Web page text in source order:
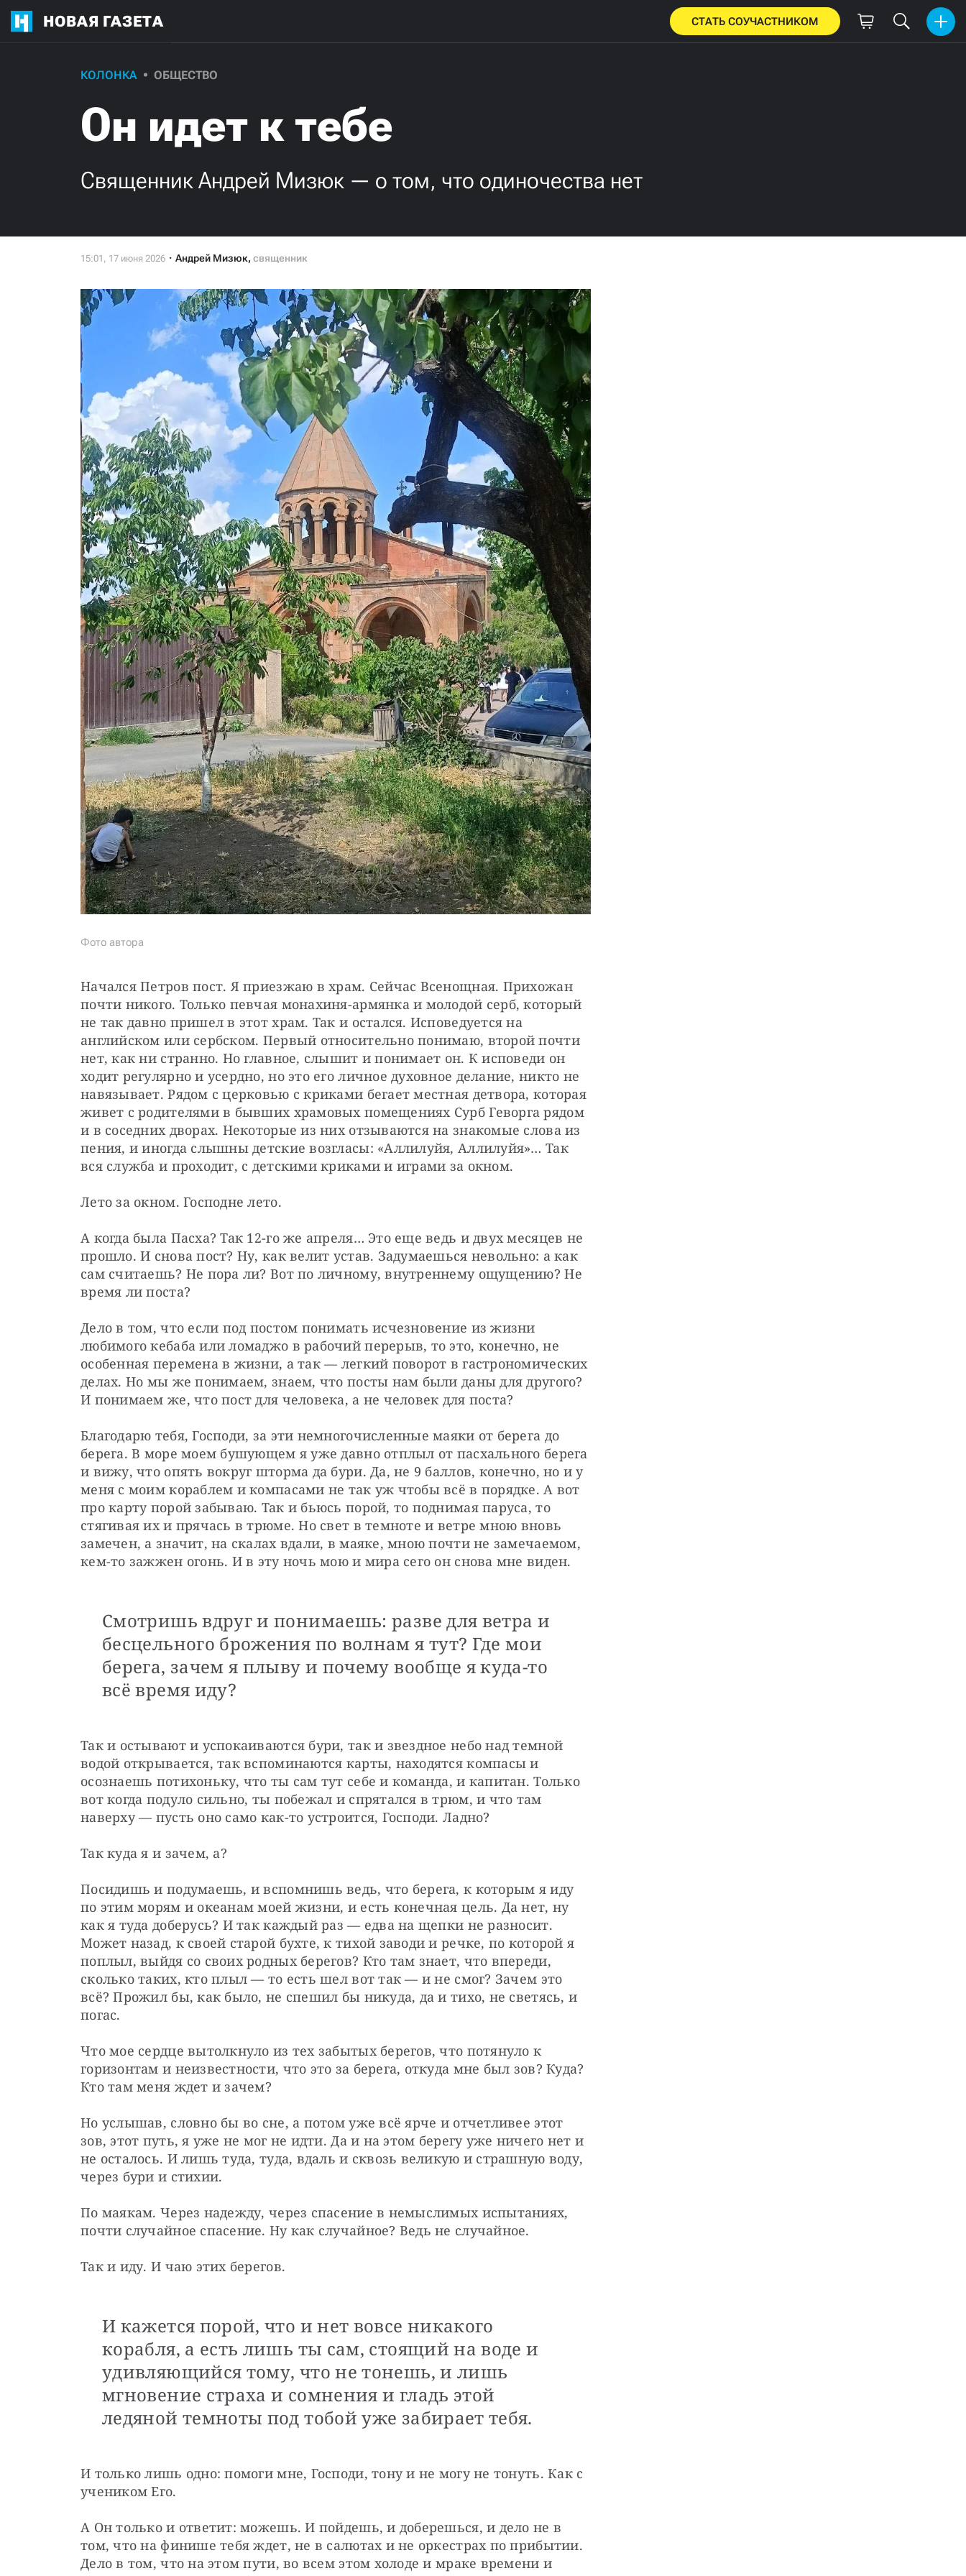
НОВАЯ ГАЗЕТА СТАТЬ СОУЧАСТНИКОМ
КОЛОНКА ОБЩЕСТВО
Он идет к тебе
Священник Андрей Мизюк — о том, что одиночества нет
Андрей Мизюк, священник
Фото автора
Начался Петров пост. Я приезжаю в храм. Сейчас Всенощная. Прихожан
почти никого. Только певчая монахиня-армянка и молодой серб, который
не так давно пришел в этот храм. Так и остался. Исповедуется на
английском или сербском. Первый относительно понимаю, второй почти
нет, как ни странно. Но главное, слышит и понимает он. К исповеди он
ходит регулярно и усердно, но это его личное духовное делание, никто не
навязывает. Рядом с церковью с криками бегает местная детвора, которая
живет с родителями в бывших храмовых помещениях Сурб Геворга рядом
и в соседних дворах. Некоторые из них отзываются на знакомые слова из
пения, и иногда слышны детские возгласы: «Аллилуйя, Аллилуйя»… Так
вся служба и проходит, с детскими криками и играми за окном.
Лето за окном. Господне лето.
А когда была Пасха? Так 12-го же апреля… Это еще ведь и двух месяцев не
прошло. И снова пост? Ну, как велит устав. Задумаешься невольно: а как
сам считаешь? Не пора ли? Вот по личному, внутреннему ощущению? Не
время ли поста?
Дело в том, что если под постом понимать исчезновение из жизни
любимого кебаба или ломаджо в рабочий перерыв, то это, конечно, не
особенная перемена в жизни, а так — легкий поворот в гастрономических
делах. Но мы же понимаем, знаем, что посты нам были даны для другого?
И понимаем же, что пост для человека, а не человек для поста?
Благодарю тебя, Господи, за эти немногочисленные маяки от берега до
берега. В море моем бушующем я уже давно отплыл от пасхального берега
и вижу, что опять вокруг шторма да бури. Да, не 9 баллов, конечно, но и у
меня с моим кораблем и компасами не так уж чтобы всё в порядке. А вот
про карту порой забываю. Так и бьюсь порой, то поднимая паруса, то
стягивая их и прячась в трюме. Но свет в темноте и ветре мною вновь
замечен, а значит, на скалах вдали, в маяке, мною почти не замечаемом,
кем-то зажжен огонь. И в эту ночь мою и мира сего он снова мне виден.
Смотришь вдруг и понимаешь: разве для ветра и
бесцельного брожения по волнам я тут? Где мои
берега, зачем я плыву и почему вообще я куда-то
всё время иду?
Так и остывают и успокаиваются бури, так и звездное небо над темной
водой открывается, так вспоминаются карты, находятся компасы и
осознаешь потихоньку, что ты сам тут себе и команда, и капитан. Только
вот когда подуло сильно, ты побежал и спрятался в трюм, и что там
наверху — пусть оно само как-то устроится, Господи. Ладно?
Так куда я и зачем, а?
Посидишь и подумаешь, и вспомнишь ведь, что берега, к которым я иду
по этим морям и океанам моей жизни, и есть конечная цель. Да нет, ну
как я туда доберусь? И так каждый раз — едва на щепки не разносит.
Может назад, к своей старой бухте, к тихой заводи и речке, по которой я
поплыл, выйдя со своих родных берегов? Кто там знает, что впереди,
сколько таких, кто плыл — то есть шел вот так — и не смог? Зачем это
всё? Прожил бы, как было, не спешил бы никуда, да и тихо, не светясь, и
погас.
Что мое сердце вытолкнуло из тех забытых берегов, что потянуло к
горизонтам и неизвестности, что это за берега, откуда мне был зов? Куда?
Кто там меня ждет и зачем?
Но услышав, словно бы во сне, а потом уже всё ярче и отчетливее этот
зов, этот путь, я уже не мог не идти. Да и на этом берегу уже ничего нет и
не осталось. И лишь туда, туда, вдаль и сквозь великую и страшную воду,
через бури и стихии.
По маякам. Через надежду, через спасение в немыслимых испытаниях,
почти случайное спасение. Ну как случайное? Ведь не случайное.
Так и иду. И чаю этих берегов.
И кажется порой, что и нет вовсе никакого
корабля, а есть лишь ты сам, стоящий на воде и
удивляющийся тому, что не тонешь, и лишь
мгновение страха и сомнения и гладь этой
ледяной темноты под тобой уже забирает тебя.
И только лишь одно: помоги мне, Господи, тону и не могу не тонуть. Как с
учеником Его.
А Он только и ответит: можешь. И пойдешь, и доберешься, и дело не в
том, что на финише тебя ждет, не в салютах и не оркестрах по прибытии.
Дело в том, что на этом пути, во всем этом холоде и мраке времени и